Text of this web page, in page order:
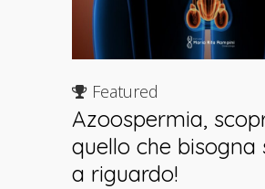
Featured
Azoospermia,
quello che bisogna
a riguardo!